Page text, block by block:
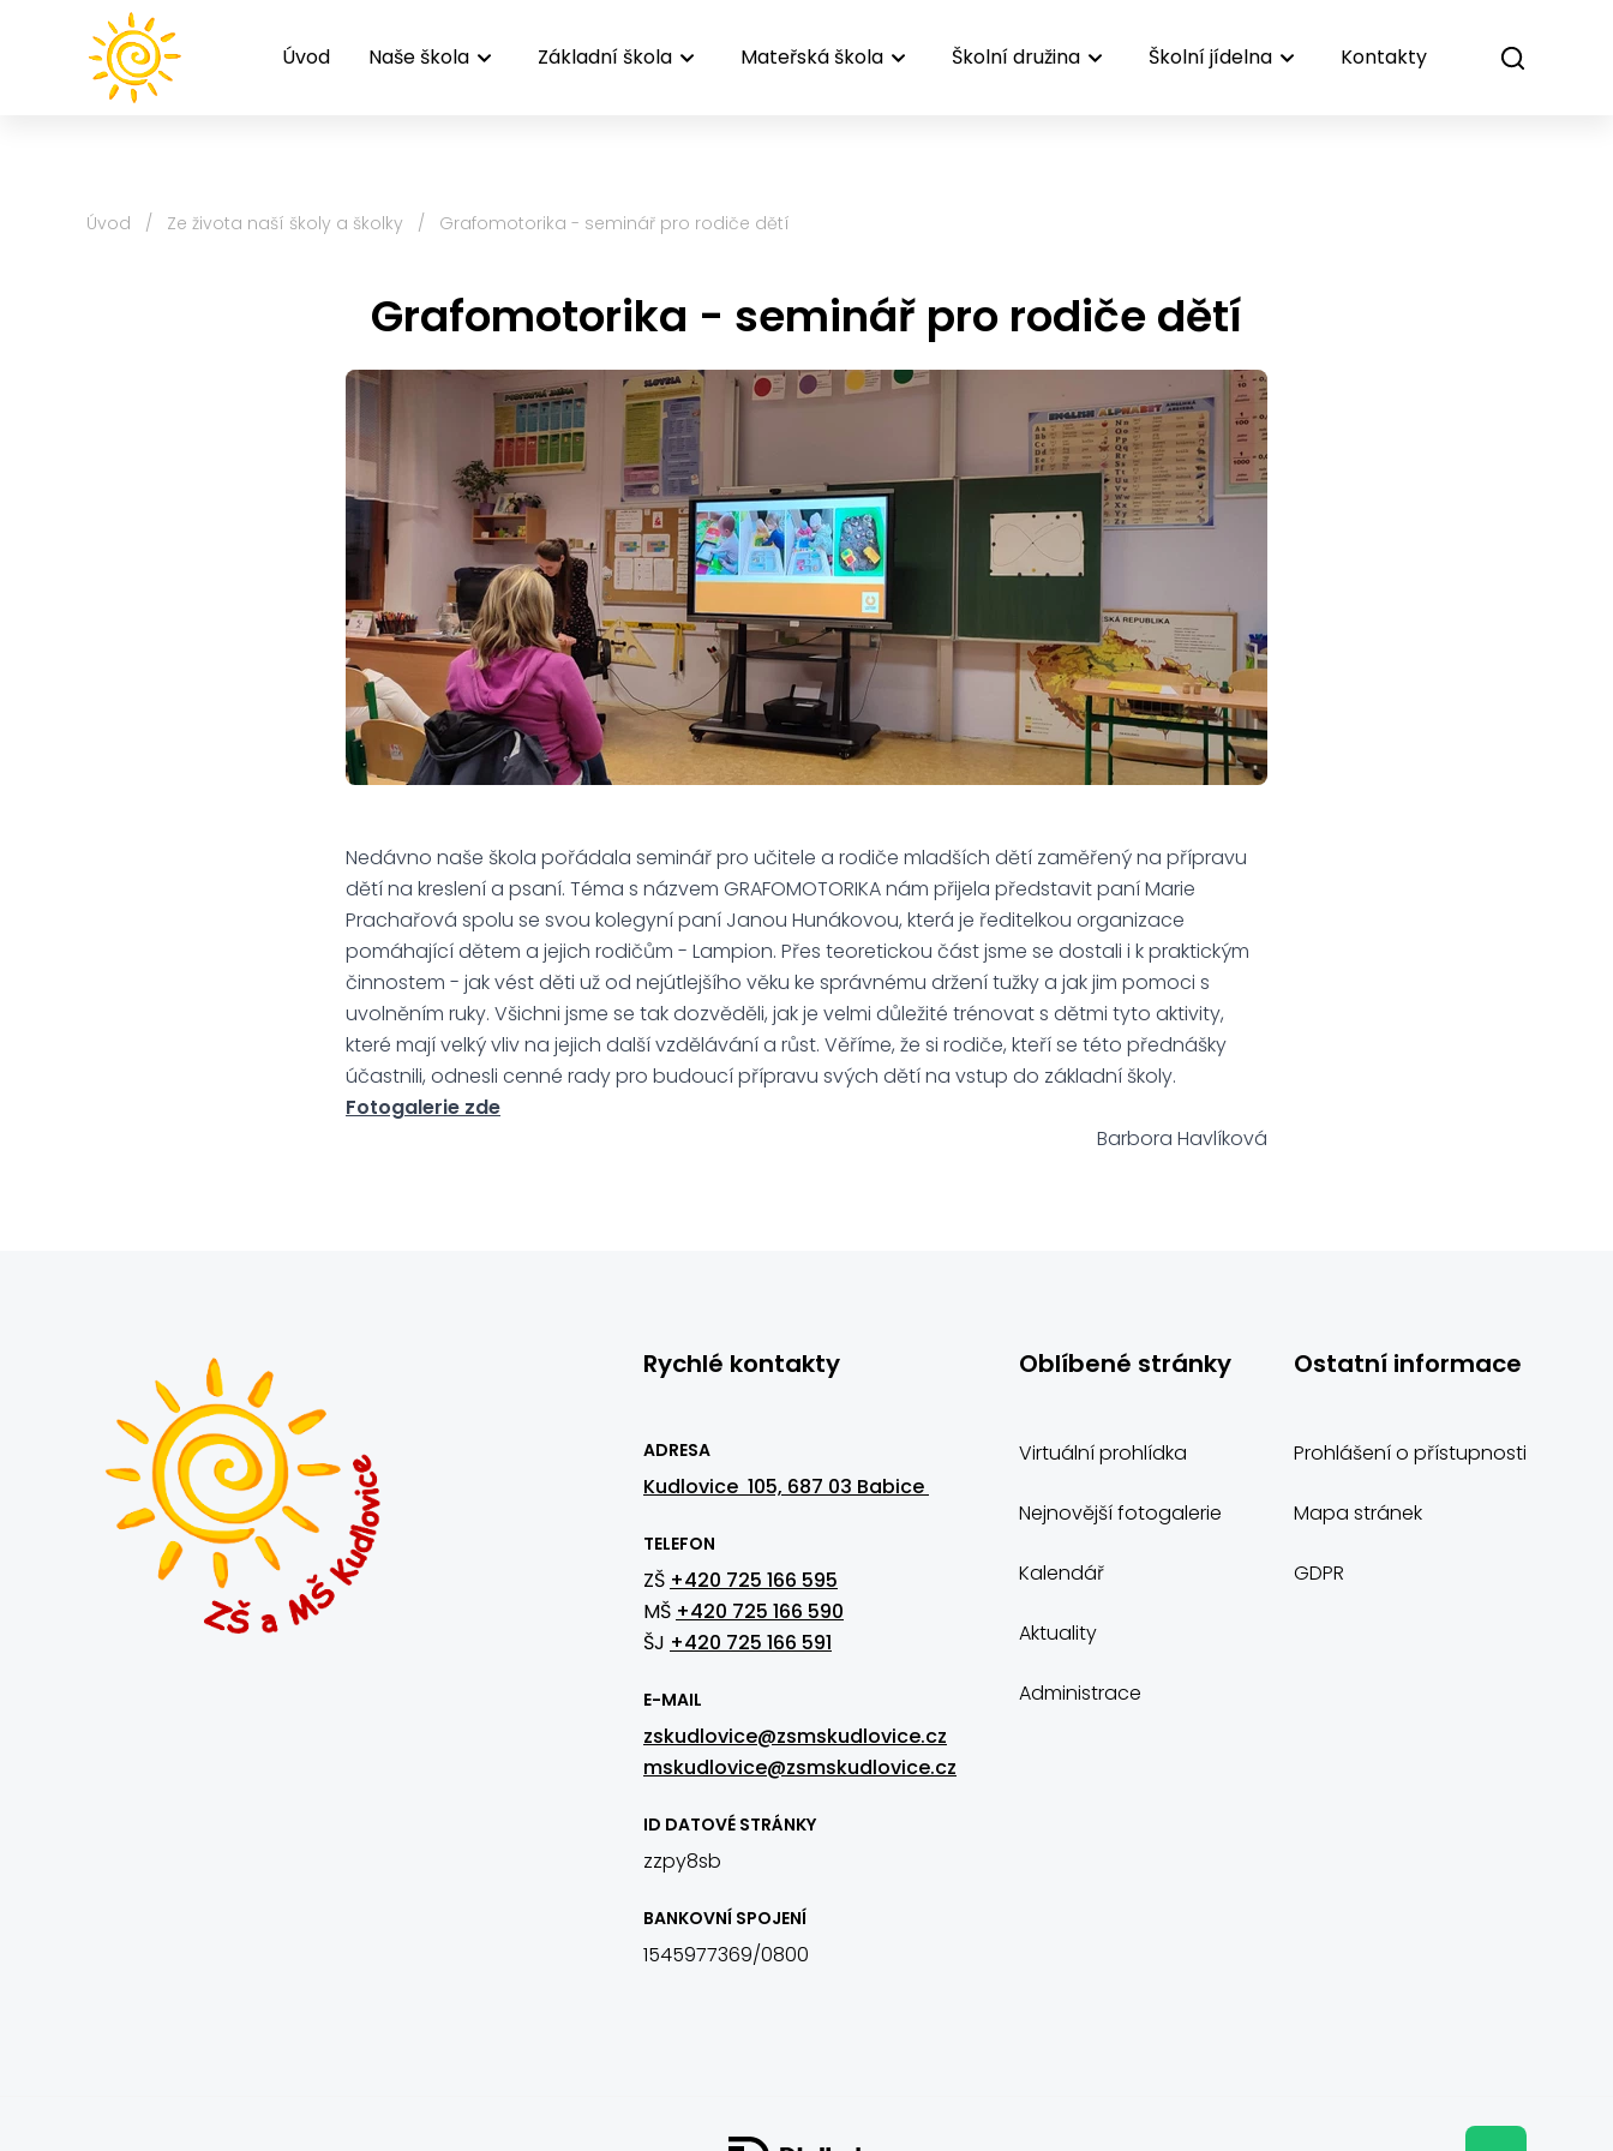
Úvod Naše škola Základní škola Mateřská škola Školní družina Školní jídelna Kontakty
Úvod / Ze života naší školy a školky / Grafomotorika - seminář pro rodiče dětí
Grafomotorika - seminář pro rodiče dětí
Nedávno naše škola pořádala seminář pro učitele a rodiče mladších dětí zaměřený na přípravu
dětí na kreslení a psaní. Téma s názvem GRAFOMOTORIKA nám přijela představit paní Marie
Prachařová spolu se svou kolegyní paní Janou Hunákovou, která je ředitelkou organizace
pomáhající dětem a jejich rodičům - Lampion. Přes teoretickou část jsme se dostali i k praktickým
činnostem - jak vést děti už od nejútlejšího věku ke správnému držení tužky a jak jim pomoci s
uvolněním ruky. Všichni jsme se tak dozvěděli, jak je velmi důležité trénovat s dětmi tyto aktivity,
které mají velký vliv na jejich další vzdělávání a růst. Věříme, že si rodiče, kteří se této přednášky
účastnili, odnesli cenné rady pro budoucí přípravu svých dětí na vstup do základní školy.
Fotogalerie zde
Barbora Havlíková
Rychlé kontakty
ADRESA
Kudlovice 105, 687 03 Babice
TELEFON
ZŠ +420 725 166 595
MŠ +420 725 166 590
ŠJ +420 725 166 591
E-MAIL
zskudlovice@zsmskudlovice.cz
mskudlovice@zsmskudlovice.cz
ID DATOVÉ STRÁNKY
zzpy8sb
BANKOVNÍ SPOJENÍ
1545977369/0800
Oblíbené stránky
Virtuální prohlídka
Nejnovější fotogalerie
Kalendář
Aktuality
Administrace
Ostatní informace
Prohlášení o přístupnosti
Mapa stránek
GDPR